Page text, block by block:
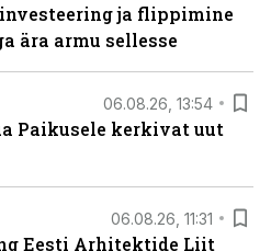
ja flippimine
ära armu sellesse
06.08.26, 13:54
Paikusele kerkivat uut
06.08.26, 11:31
Eesti Arhitektide Liit